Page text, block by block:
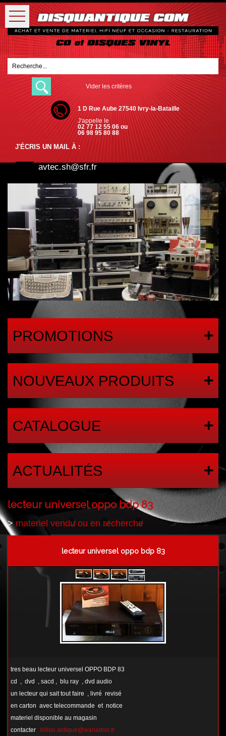
Vider les critères
1 D Rue Aube 27540 Ivry-la-Bataille
J'appelle le
02 77 12 55 06 ou
06 98 95 80 88
J'ÉCRIS UN MAIL À :
avtec.sh@sfr.fr
PROMOTIONS
NOUVEAUX PRODUITS
CATALOGUE
ACTUALITÉS
lecteur universel oppo bdp 83
>materiel vendu ou en recherche
lecteur universel oppo bdp 83
tres beau lecteur universel OPPO BDP 83
cd , dvd , sacd , blu ray , dvd audio
un lecteur qui sait tout faire , livré revisé
en carton avec telecommande et notice
materiel disponible au magasin
contacter billon.antique@wanadoo.fr